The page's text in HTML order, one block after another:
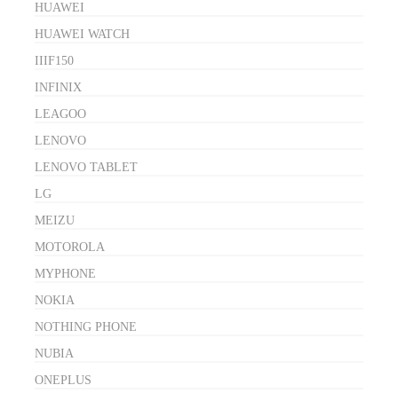
HUAWEI
HUAWEI WATCH
IIIF150
INFINIX
LEAGOO
LENOVO
LENOVO TABLET
LG
MEIZU
MOTOROLA
MYPHONE
NOKIA
NOTHING PHONE
NUBIA
ONEPLUS